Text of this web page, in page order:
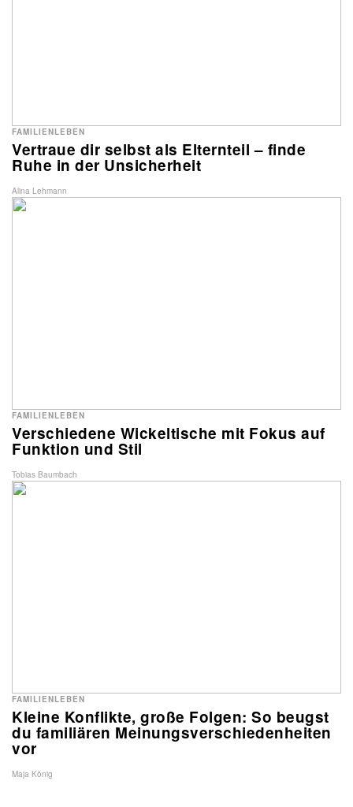
Vertraue dir selbst als Elternteil – finde
Ruhe in der Unsicherheit
FAMILIENLEBEN
Alina Lehmann
Verschiedene Wickeltische mit Fokus auf
Funktion und Stil
FAMILIENLEBEN
Tobias Baumbach
Kleine Konflikte, große Folgen: So beugst
du familiären Meinungsverschiedenheiten
vor
FAMILIENLEBEN
Maja König